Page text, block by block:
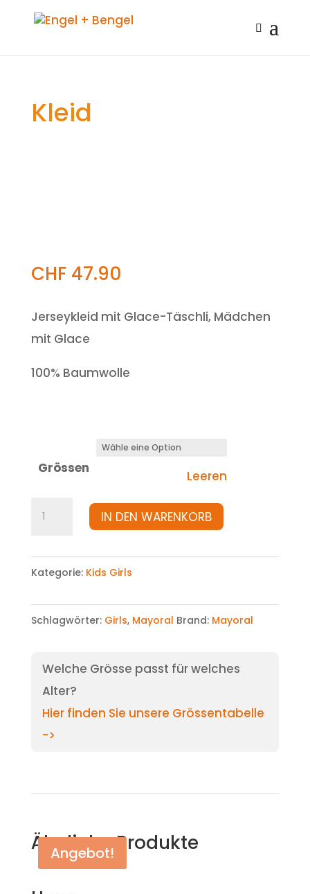
Kleid
CHF47.90
Jerseykleid mit Glace-Täschli, Mädchen
mit Glace
100% Baumwolle
Grössen
Leeren
Kleid
IN DEN WARENKORB
Kategorie: Kids Girls
Schlagwörter: Girls, Mayoral Brand: Mayoral
Welche Grösse passt für welches
Alter?
Hier finden Sie unsere Grössentabelle
->
Ähnliche Produkte
Angebot!